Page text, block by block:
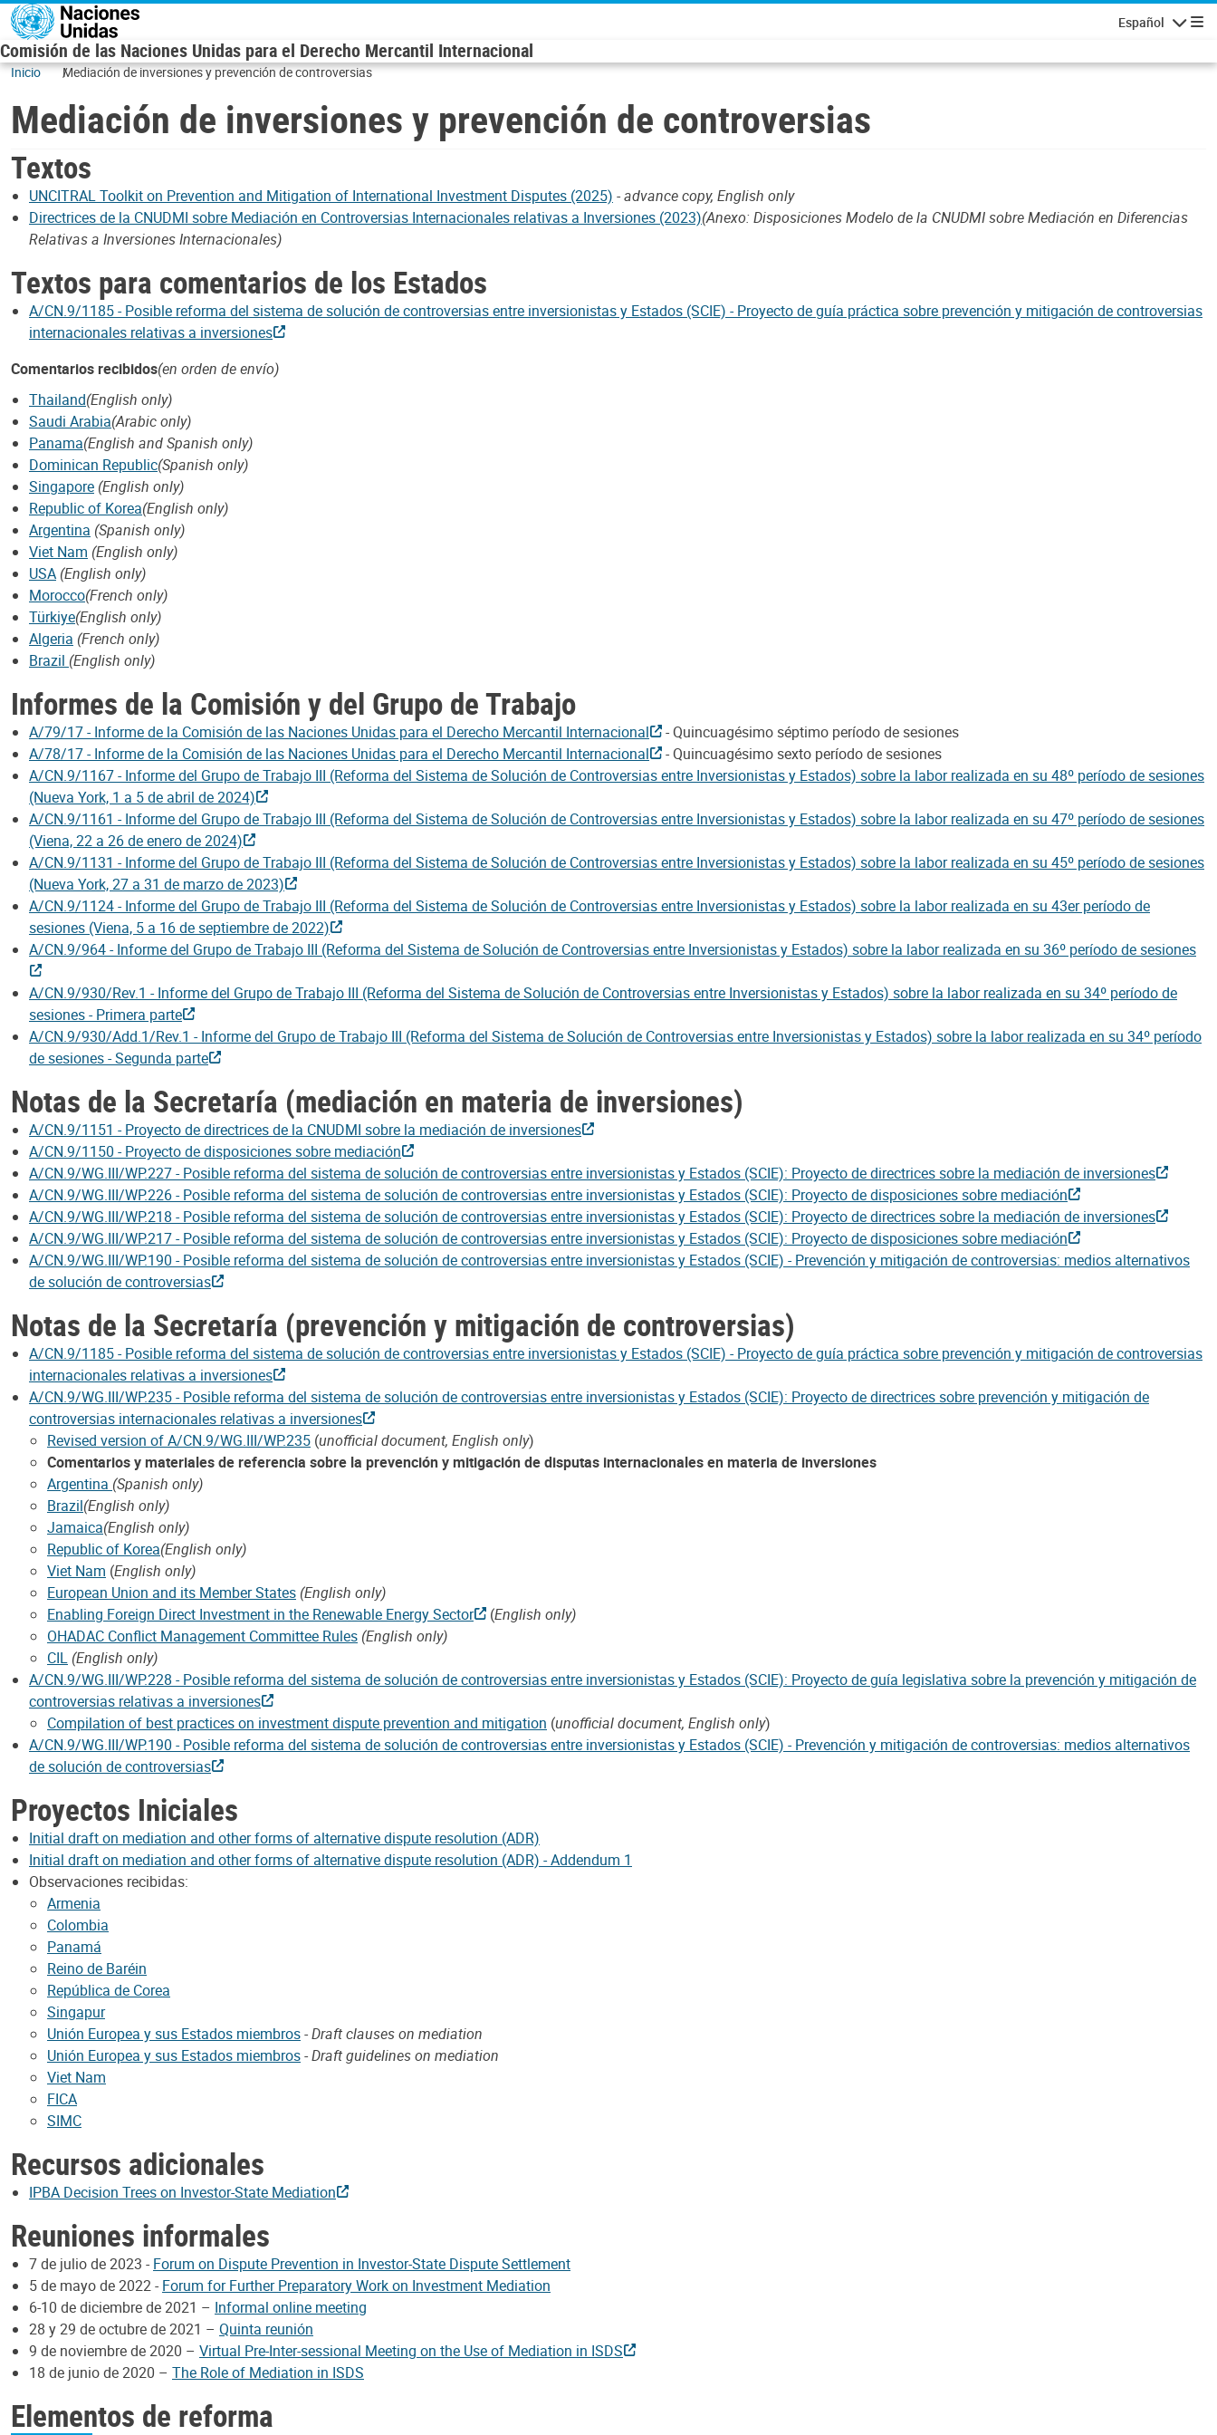
Skip to main content
Español
Comisión de las Naciones Unidas para el Derecho Mercantil Internacional
Inicio Mediación de inversiones y prevención de controversias
Mediación de inversiones y prevención de controversias
Textos
UNCITRAL Toolkit on Prevention and Mitigation of International Investment Disputes (2025) -advance copy, English only
Directrices de la CNUDMI sobre Mediación en Controversias Internacionales relativas a Inversiones (2023)(Anexo: Disposiciones Modelo de la CNUDMI sobre Mediación en Diferencias
Relativas a Inversiones Internacionales)
Textos para comentarios de los Estados
A/CN.9/1185 - Posible reforma del sistema de solución de controversias entre inversionistas y Estados (SCIE) - Proyecto de guía práctica sobre prevención y mitigación de controversias
internacionales relativas a inversiones
Comentarios recibidos(en orden de envío)
Thailand(English only)
Saudi Arabia(Arabic only)
Panama(English and Spanish only)
Dominican Republic(Spanish only)
Singapore (English only)
Republic of Korea(English only)
Argentina (Spanish only)
Viet Nam (English only)
USA (English only)
Morocco(French only)
Türkiye(English only)
Algeria (French only)
Brazil (English only)
Informes de la Comisión y del Grupo de Trabajo
A/79/17 - Informe de la Comisión de las Naciones Unidas para el Derecho Mercantil Internacional
- Quincuagésimo séptimo período de sesiones
A/78/17 - Informe de la Comisión de las Naciones Unidas para el Derecho Mercantil Internacional
- Quincuagésimo sexto período de sesiones
A/CN.9/1167 - Informe del Grupo de Trabajo III (Reforma del Sistema de Solución de Controversias entre Inversionistas y Estados) sobre la labor realizada en su 48º período de sesiones
(Nueva York, 1 a 5 de abril de 2024)
A/CN.9/1161 - Informe del Grupo de Trabajo III (Reforma del Sistema de Solución de Controversias entre Inversionistas y Estados) sobre la labor realizada en su 47º período de sesiones
(Viena, 22 a 26 de enero de 2024)
A/CN.9/1131 - Informe del Grupo de Trabajo III (Reforma del Sistema de Solución de Controversias entre Inversionistas y Estados) sobre la labor realizada en su 45º período de sesiones
(Nueva York, 27 a 31 de marzo de 2023)
A/CN.9/1124 - Informe del Grupo de Trabajo III (Reforma del Sistema de Solución de Controversias entre Inversionistas y Estados) sobre la labor realizada en su 43er período de
sesiones (Viena, 5 a 16 de septiembre de 2022)
A/CN.9/964 - Informe del Grupo de Trabajo III (Reforma del Sistema de Solución de Controversias entre Inversionistas y Estados) sobre la labor realizada en su 36º período de sesiones
A/CN.9/930/Rev.1 - Informe del Grupo de Trabajo III (Reforma del Sistema de Solución de Controversias entre Inversionistas y Estados) sobre la labor realizada en su 34º período de
sesiones - Primera parte
A/CN.9/930/Add.1/Rev.1 - Informe del Grupo de Trabajo III (Reforma del Sistema de Solución de Controversias entre Inversionistas y Estados) sobre la labor realizada en su 34º período
de sesiones - Segunda parte
Notas de la Secretaría (mediación en materia de inversiones)
A/CN.9/1151 - Proyecto de directrices de la CNUDMI sobre la mediación de inversiones
A/CN.9/1150 - Proyecto de disposiciones sobre mediación
A/CN.9/WG.III/WP.227 - Posible reforma del sistema de solución de controversias entre inversionistas y Estados (SCIE): Proyecto de directrices sobre la mediación de inversiones
A/CN.9/WG.III/WP.226 - Posible reforma del sistema de solución de controversias entre inversionistas y Estados (SCIE): Proyecto de disposiciones sobre mediación
A/CN.9/WG.III/WP.218 ­- Posible reforma del sistema de solución de controversias entre inversionistas y Estados (SCIE): Proyecto de directrices sobre la mediación de inversiones
A/CN.9/WG.III/WP.217 ­- Posible reforma del sistema de solución de controversias entre inversionistas y Estados (SCIE): Proyecto de disposiciones sobre mediación
A/CN.9/WG.III/WP.190 - Posible reforma del sistema de solución de controversias entre inversionistas y Estados (SCIE) - Prevención y mitigación de controversias: medios alternativos
de solución de controversias
Notas de la Secretaría (prevención y mitigación de controversias)
A/CN.9/1185 - Posible reforma del sistema de solución de controversias entre inversionistas y Estados (SCIE) - Proyecto de guía práctica sobre prevención y mitigación de controversias
internacionales relativas a inversiones
A/CN.9/WG.III/WP.235 - Posible reforma del sistema de solución de controversias entre inversionistas y Estados (SCIE): Proyecto de directrices sobre prevención y mitigación de
controversias internacionales relativas a inversiones
Revised version of A/CN.9/WG.III/WP.235 (unofficial document, English only)
Comentarios y materiales de referencia sobre la prevención y mitigación de disputas internacionales en materia de inversiones
Argentina (Spanish only)
Brazil(English only)
Jamaica(English only)
Republic of Korea(English only)
Viet Nam (English only)
European Union and its Member States (English only)
Enabling Foreign Direct Investment in the Renewable Energy Sector
(English only)
OHADAC Conflict Management Committee Rules (English only)
CIL (English only)
A/CN.9/WG.III/WP.228 - Posible reforma del sistema de solución de controversias entre inversionistas y Estados (SCIE): Proyecto de guía legislativa sobre la prevención y mitigación de
controversias relativas a inversiones
Compilation of best practices on investment dispute prevention and mitigation (unofficial document, English only)
A/CN.9/WG.III/WP.190 - Posible reforma del sistema de solución de controversias entre inversionistas y Estados (SCIE) - Prevención y mitigación de controversias: medios alternativos
de solución de controversias
Proyectos Iniciales
Initial draft on mediation and other forms of alternative dispute resolution (ADR)
Initial draft on mediation and other forms of alternative dispute resolution (ADR) - Addendum 1
Observaciones recibidas:
Armenia
Colombia
Panamá
Reino de Baréin
República de Corea
Singapur
Unión Europea y sus Estados miembros-Draft clauses on mediation
Unión Europea y sus Estados miembros-Draft guidelines on mediation
Viet Nam
FICA
SIMC
Recursos adicionales
IPBA Decision Trees on Investor-State Mediation
Reuniones informales
7 de julio de 2023 - Forum on Dispute Prevention in Investor-State Dispute Settlement
5 de mayo de 2022 - Forum for Further Preparatory Work on Investment Mediation
6-10 de diciembre de 2021 – Informal online meeting
28 y 29 de octubre de 2021 – Quinta reunión
9 de noviembre de 2020 – Virtual Pre-Inter-sessional Meeting on the Use of Mediation in ISDS
18 de junio de 2020 – The Role of Mediation in ISDS
Elementos de reforma